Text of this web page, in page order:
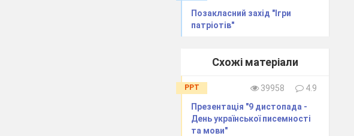
Позакласний захід "Ігри
патріотів"
Схожі матеріали
PPT 39958
4.9
Презентація "9 дистопада -
День української писемності
та мови"